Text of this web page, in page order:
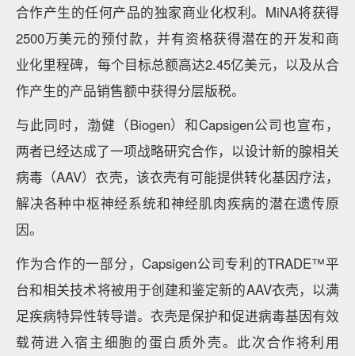
合作产生的任何产品的独家商业化权利。MiNA将获得
2500万美元的预付款，并有资格获得潜在的开发和商
业化里程碑，每个目标总额高达2.45亿美元，以及从合
作产生的产品销售额中获得分层版税。
与此同时，渤健（Biogen）和Capsigen公司也宣布，
两者已经达成了一项战略研究合作，以设计新的腺相关
病毒（AAV）衣壳，该衣壳有可能提供转化基因疗法，
解决各种中枢神经系统和神经肌肉疾病的潜在遗传原
因。
作为合作的一部分，Capsigen公司专利的TRADE™平
台和相关技术将被用于创建和鉴定新的AAV衣壳，以满
足疾病特异性转导谱。衣壳是保护和促进病毒基因有效
载荷进入宿主细胞的蛋白质外壳。此次合作将利用